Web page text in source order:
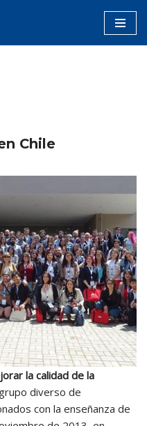
Chile
la calidad de la
diverso de
con la enseñanza de